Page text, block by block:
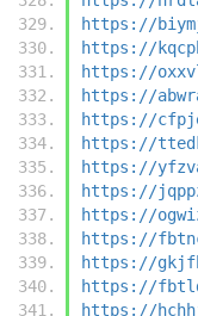
https://
https://
https://
https://
https://
https://
https://
https://
https://
https://
https://
https://
https://